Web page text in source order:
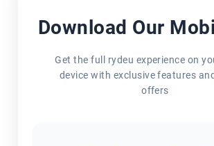
Download Our
Get the full rydeu experience on
device with exclusive features
offers